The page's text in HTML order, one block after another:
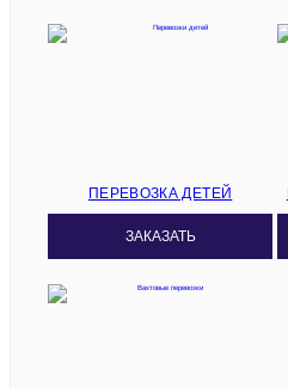
ПЕРЕВОЗКА ДЕТЕЙ
ЗАКАЗАТЬ